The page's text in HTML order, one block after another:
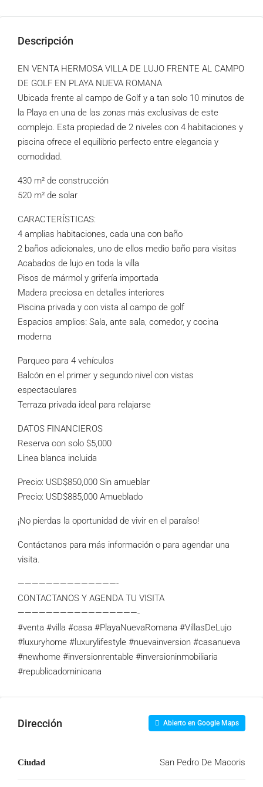
Descripción
EN VENTA HERMOSA VILLA DE LUJO FRENTE AL CAMPO
DE GOLF EN PLAYA NUEVA ROMANA
Ubicada frente al campo de Golf y a tan solo 10 minutos de
la Playa en una de las zonas más exclusivas de este
complejo. Esta propiedad de 2 niveles con 4 habitaciones y
piscina ofrece el equilibrio perfecto entre elegancia y
comodidad.
430 m² de construcción
520 m² de solar
CARACTERÍSTICAS:
4 amplias habitaciones, cada una con baño
2 baños adicionales, uno de ellos medio baño para visitas
Acabados de lujo en toda la villa
Pisos de mármol y grifería importada
Madera preciosa en detalles interiores
Piscina privada y con vista al campo de golf
Espacios amplios: Sala, ante sala, comedor, y cocina
moderna
Parqueo para 4 vehículos
Balcón en el primer y segundo nivel con vistas
espectaculares
Terraza privada ideal para relajarse
DATOS FINANCIEROS
Reserva con solo $5,000
Línea blanca incluida
Precio: USD$850,000 Sin amueblar
Precio: USD$885,000 Amueblado
¡No pierdas la oportunidad de vivir en el paraíso!
Contáctanos para más información o para agendar una
visita.
——————————————-
CONTACTANOS Y AGENDA TU VISITA
—————————————————-
#venta #villa #casa #PlayaNuevaRomana #VillasDeLujo
#luxuryhome #luxurylifestyle #nuevainversion #casanueva
#newhome #inversionrentable #inversioninmobiliaria
#republicadominicana
Dirección Abierto en Google Maps
Ciudad San Pedro De Macoris